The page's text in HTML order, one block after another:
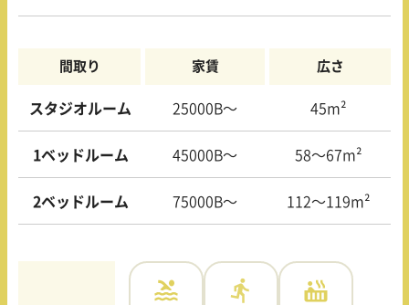
間取り 家賃 広さ
スタジオルーム 25000B〜 45m²
1ベッドルーム 45000B〜 58〜67m²
2ベッドルーム 75000B〜 112〜119m²